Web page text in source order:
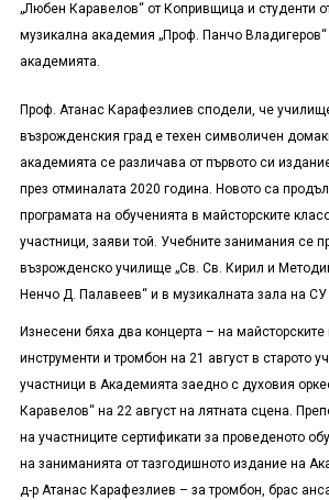
„Любен Каравелов“ от Копривщица и студенти
музикална академия „Проф. Панчо
академията.
Проф. Атанас Карафезлиев сподели, че
възрожденския град е техен символичен
академията се различава от първото си
през отминалата 2020 година. Новото са
програмата на обученията в майсторските
участници, заяви той. Учебните занимания се
възрожденско училище „Св. Св. Кирил и
Ненчо Д. Палавеев“ и в музикалната зала на
Изнесени бяха два концерта – на
инструменти и тромбон на 21 август в старото
участници в Академията заедно с духовия
Каравелов“ на 22 август на лятната сцена.
на участниците сертификати за проведеното
на заниманията от тазгодишното издание на
д-р Атанас Карафезлиев – за тромбон, брас